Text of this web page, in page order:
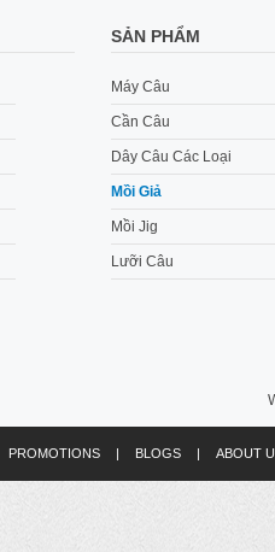
SẢN PHẨM
Máy Câu
Cần Câu
Dây Câu Các Loại
Mồi Giả
Mồi Jig
Lưỡi Câu
PROMOTIONS | BLOGS | ABOUT